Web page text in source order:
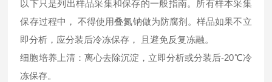
以下只是列出样品采集和保存的一般指南。所有样本采集
保存过程中， 不得使用叠氮钠做为防腐剂。样品如果不立
即分析，应分装后冷冻保存， 且避免反复冻融。
细胞培养上清：离心去除沉淀，立即分析或分装后-20℃冷
冻保存。